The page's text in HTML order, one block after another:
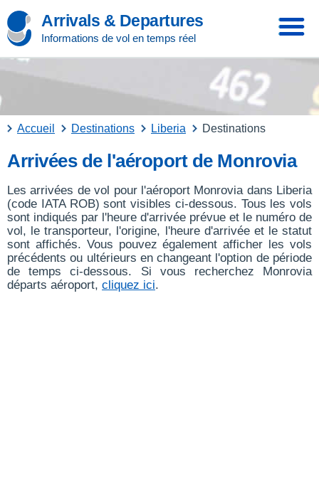
Arrivals & Departures
Informations de vol en temps réel
Accueil Destinations Liberia Destinations
Arrivées de l'aéroport de Monrovia
Les arrivées de vol pour l'aéroport Monrovia dans Liberia
(code IATA ROB) sont visibles ci-dessous. Tous les vols
sont indiqués par l'heure d'arrivée prévue et le numéro de
vol, le transporteur, l'origine, l'heure d'arrivée et le statut
sont affichés. Vous pouvez également afficher les vols
précédents ou ultérieurs en changeant l'option de période
de temps ci-dessous. Si vous recherchez Monrovia
départs aéroport, cliquez ici.